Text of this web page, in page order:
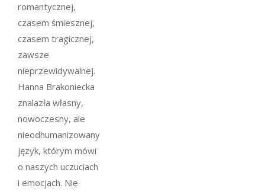
romantycznej,
czasem śmiesznej,
czasem tragicznej,
zawsze
nieprzewidywalnej.
Hanna Brakoniecka
znalazła własny,
nowoczesny, ale
nieodhumanizowany
język, którym mówi
o naszych uczuciach
i emocjach. Nie